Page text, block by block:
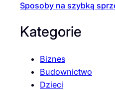
Sposoby na szybką
Kategorie
Biznes
Budownictwo
Dzieci